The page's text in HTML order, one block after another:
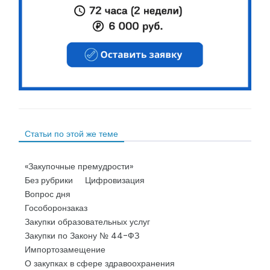
Статьи по этой же теме
«Закупочные премудрости»
Без рубрики
Цифровизация
Вопрос дня
Гособоронзаказ
Закупки образовательных услуг
Закупки по Закону № 44-ФЗ
Импортозамещение
О закупках в сфере здравоохранения